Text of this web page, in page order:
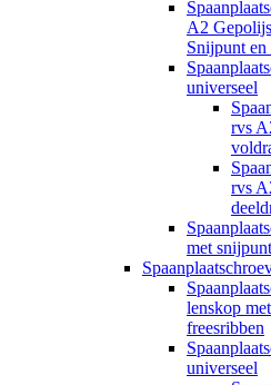
A2
Snijpunt en
universeel
rvs
rvs
met snijpunt
lenskop
freesribben
universeel